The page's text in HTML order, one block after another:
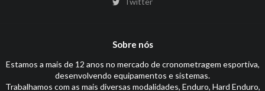
Sobre nós
Estamos a mais de 12 anos no mercado de cronometragem esportiva,
desenvolvendo equipamentos e sistemas.
Trabalhamos com as mais diversas modalidades, Enduro, Hard Enduro,